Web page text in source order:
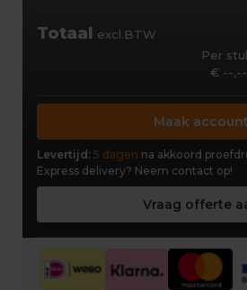
Totaal excl.BTW
Per
€ --,--
Maak account
Levertijd: 5 dagen na akkoord
Express delivery? Neem contact op!
Vraag offerte